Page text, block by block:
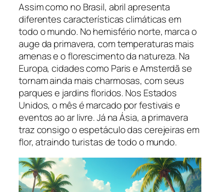
Assim como no Brasil, abril apresenta
diferentes características climáticas em
todo o mundo. No hemisfério norte, marca o
auge da primavera, com temperaturas mais
amenas e o florescimento da natureza. Na
Europa, cidades como Paris e Amsterdã se
tornam ainda mais charmosas, com seus
parques e jardins floridos. Nos Estados
Unidos, o mês é marcado por festivais e
eventos ao ar livre. Já na Ásia, a primavera
traz consigo o espetáculo das cerejeiras em
flor, atraindo turistas de todo o mundo.